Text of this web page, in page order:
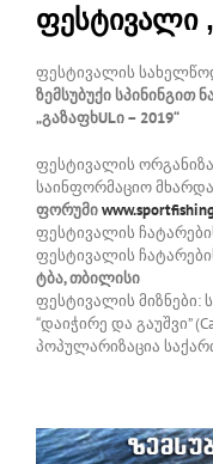
ფესტივალი
ფესტივალის
ზემსუბუქი სპინინგით
„გაზაფხULი – 2019“
ფესტივალის
საინფორმაციო
ფორუმი
ფესტივალის
ფესტივალის
ტბა, თბილისი
ფესტივალის მიზნები:
“დაიჭირე და გაუშვი”
პოპულარიზაცია